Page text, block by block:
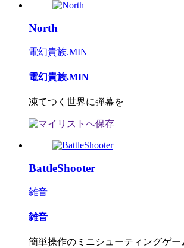
North
電幻貴族.MIN
電幻貴族.MIN
凍てつく世界に弾幕を
BattleShooter
雑音
雑音
簡単操作のミニシューティングゲー